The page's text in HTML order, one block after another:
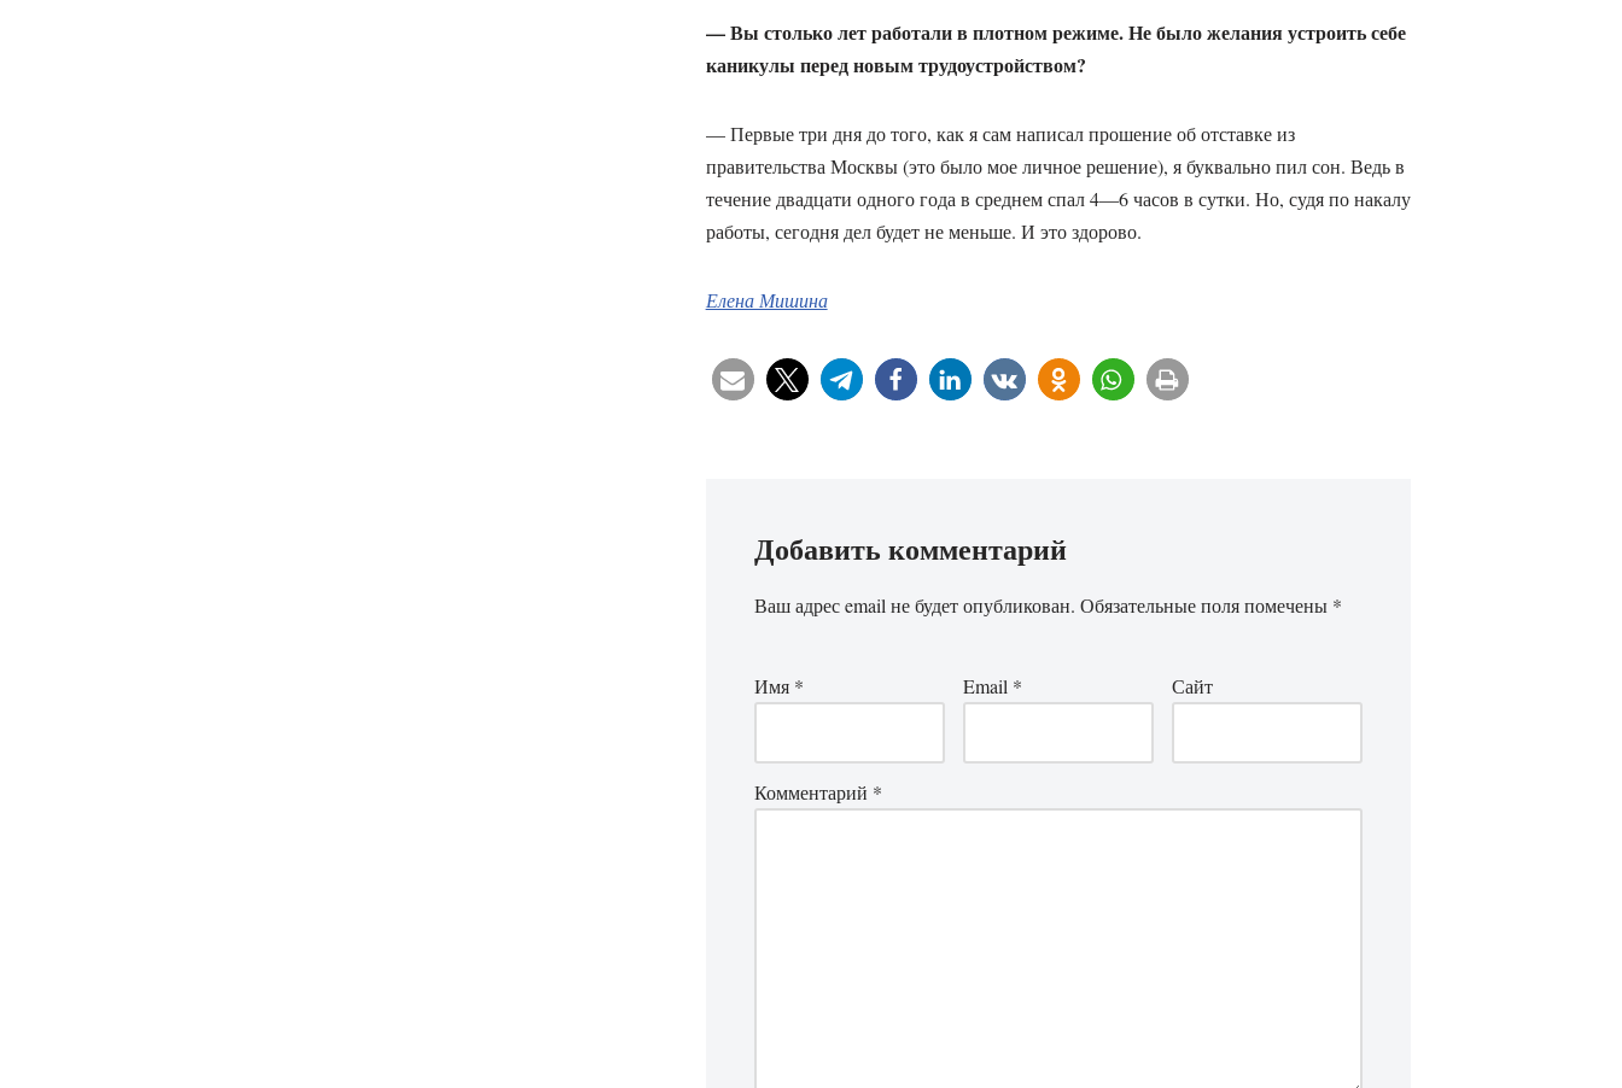
— Вы столько лет работали в плотном режиме. Не было желания устроить себе
каникулы перед новым трудоустройством?
— Первые три дня до того, как я сам написал прошение об отставке из
правительства Москвы (это было мое личное решение), я буквально пил сон. Ведь в
течение двадцати одного года в среднем спал 4—6 часов в сутки. Но, судя по накалу
работы, сегодня дел будет не меньше. И это здорово.
Елена Мишина
Добавить комментарий
Ваш адрес email не будет опубликован. Обязательные поля помечены *
Имя * Email * Сайт
Комментарий *